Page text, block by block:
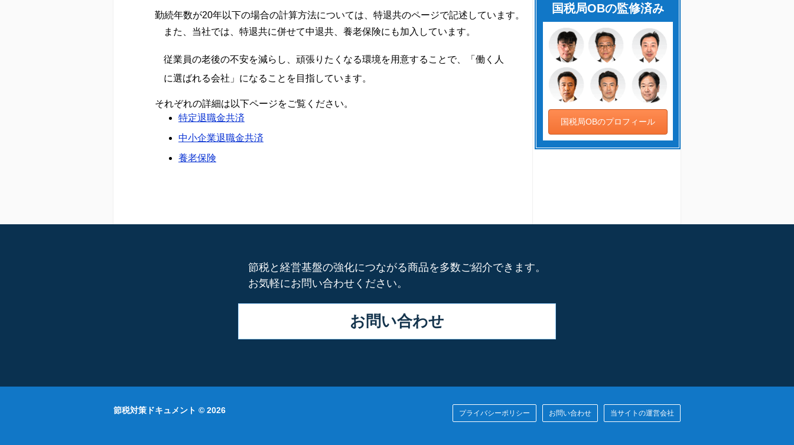
勤続年数が20年以下の場合の計算方法については、特退共のページで記述しています。
また、当社では、特退共に併せて中退共、養老保険にも加入しています。
従業員の老後の不安を減らし、頑張りたくなる環境を用意することで、「働く人
に選ばれる会社」になることを目指しています。
それぞれの詳細は以下ページをご覧ください。
特定退職金共済
中小企業退職金共済
養老保険
国税局OBの監修済み
国税局OBのプロフィール
節税と経営基盤の強化につながる商品を多数ご紹介できます。
お気軽にお問い合わせください。
お問い合わせ
節税対策ドキュメント © 2026 プライバシーポリシー お問い合わせ 当サイトの運営会社